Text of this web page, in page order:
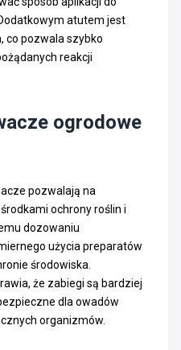
atutem jest
co pozwala szybko
reakcji
ogrodowe
pozwalają na
ochrony roślin i
dozowaniu
użycia preparatów
środowiska.
że zabiegi są bardziej
dla owadów
organizmów.